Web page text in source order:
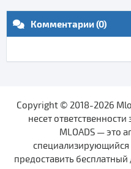
Комментарии (0)
Copyright © 2018-2026
несет
MLOADS — это
предоставить